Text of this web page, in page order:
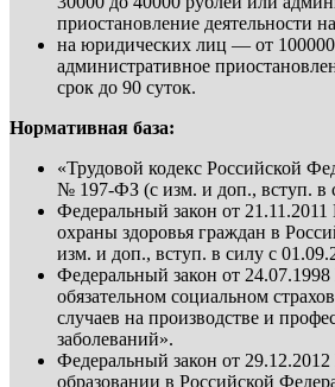
приостановление деятельности
на юридических лиц — от
административное
срок до 90 суток.
Нормативная база:
«Трудовой кодекс Российской
№ 197-ФЗ (с изм. и доп., вступ. в
Федеральный закон от
охраны здоровья граждан в
изм. и доп., вступ. в силу с
Федеральный закон от
обязательном социальном
случаев на производстве и
заболеваний».
Федеральный закон от
образовании в Российской